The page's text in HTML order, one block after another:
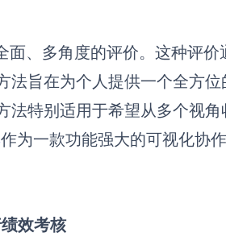
、多角度的评价。这种评价
法旨在为个人提供一个全方
法特别适用于希望从多个视
作为一款功能强大的可视化协
效考核